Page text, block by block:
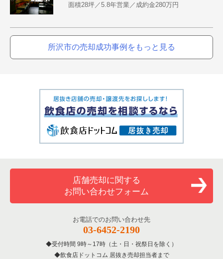
面積28坪／5.8年営業／成約金280万円
所沢市の売却成功事例をもっと見る
店舗売却に関する
お問い合わせフォーム
お電話でのお問い合わせ先
03-6452-2190
受付時間 9時～17時（土・日・祝祭日を除く）
飲食店ドットコム 居抜き売却担当者まで